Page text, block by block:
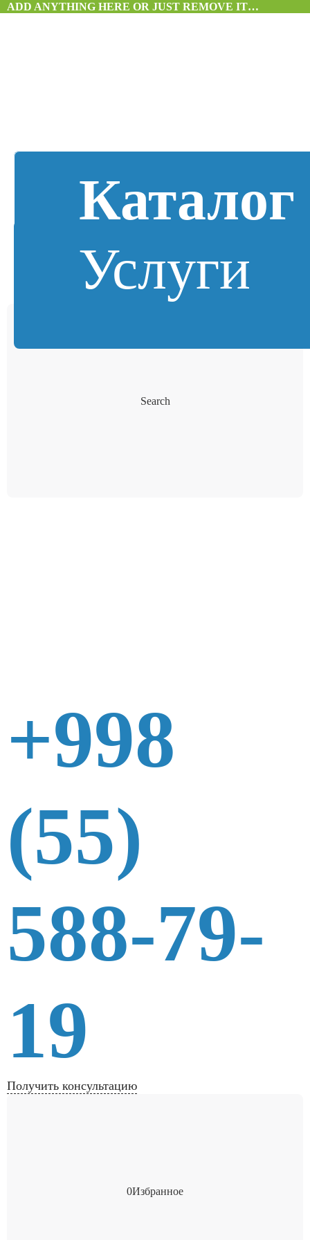
ADD ANYTHING HERE OR JUST REMOVE IT…
Каталог
Услуги
Search
+998
(55)
588-79-
19
Получить консультацию
0Избранное